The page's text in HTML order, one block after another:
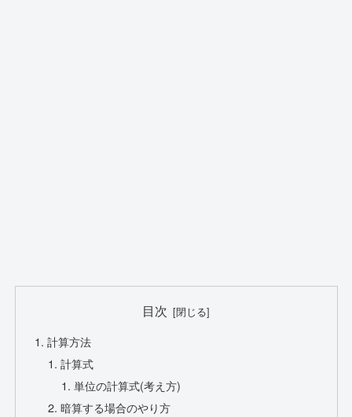
目次
計算方法
計算式
単位の計算式(考え方)
暗算する場合のやり方